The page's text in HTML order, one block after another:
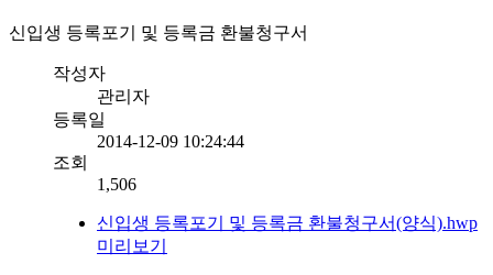
신입생 등록포기 및 등록금 환불청구서
작성자
관리자
등록일
2014-12-09 10:24:44
조회
1,506
신입생 등록포기 및 등록금 환불청구서(양식).hwp
미리보기